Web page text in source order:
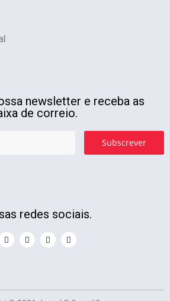
newsletter e receba as
de correio.
Subscrever
redes sociais.